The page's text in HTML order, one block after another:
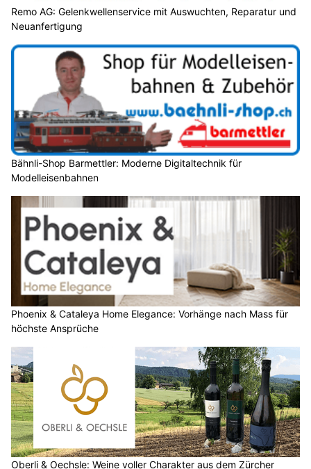
Remo AG: Gelenkwellenservice mit Auswuchten, Reparatur und
Neuanfertigung
Bähnli-Shop Barmettler: Moderne Digitaltechnik für
Modelleisenbahnen
Phoenix & Cataleya Home Elegance: Vorhänge nach Mass für
höchste Ansprüche
Oberli & Oechsle: Weine voller Charakter aus dem Zürcher